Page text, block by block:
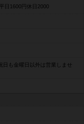
日1600円休日2000
日も金曜日以外は営業しませ